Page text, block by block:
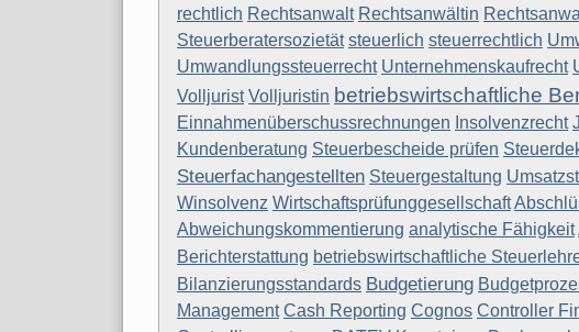
rechtlich Rechtsanwalt Rechtsanwältin
Steuerberatersozietät steuerlich steuerrechtlich
Umwandlungssteuerrecht Unternehmenskaufrecht
Volljurist Volljuristin betriebswirtschaftliche
Einnahmenüberschussrechnungen Insolvenzrecht
Kundenberatung Steuerbescheide prüfen
Steuerfachangestellten Steuergestaltung
Winsolvenz Wirtschaftsprüfunggesellschaft
Abweichungskommentierung analytische Fähigkeit
Berichterstattung betriebswirtschaftliche
Bilanzierungsstandards Budgetierung
Management Cash Reporting Cognos Controller